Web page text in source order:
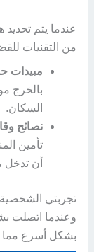
عندما يتم
من التقنيات
مبيدات
بالخرج
السكان.
نصائح
تأمين
أن تدخل
تجربتي
وعندما اتصلت
بشكل أسرع مما